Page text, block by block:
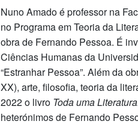
Nuno Amado é professor na
no Programa em Teoria da
obra de Fernando Pessoa. É
Ciências Humanas da
“Estranhar Pessoa”. Além da
XX), arte, filosofia, teoria da
2022 o livro Toda uma
heterónimos de Fernando